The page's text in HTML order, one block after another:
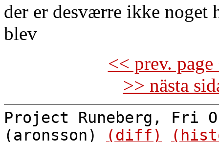
der er desværre ikke
blev
<< prev.
>> nästa
Project Runeberg, Fri
(aronsson)
(diff)